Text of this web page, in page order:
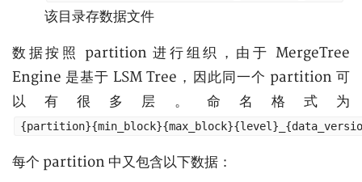
该目录存数据文件
数据按照 partition 进行组织，由于 MergeTree
Engine 是基于 LSM Tree，因此同一个 partition 可
以有很多层。命名格式为
每个 partition 中又包含以下数据：